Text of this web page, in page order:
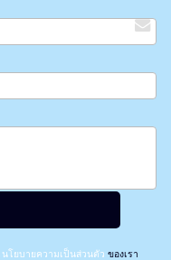
นโยบายความเป็นส่วนตัว ของเรา